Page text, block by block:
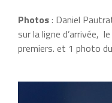
Photos: Daniel
sur la ligne d’arrivée,
premiers. et 1